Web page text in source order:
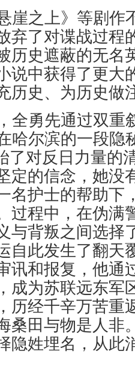
崖之上》等剧作
弃了对谍战过程
历史遮蔽的无名
说中获得了更大
历史、为历史做
全勇先通过双重
哈尔滨的一段隐
了对反日力量的
定的信念，她没
名护士的帮助下
过程中，在伪满
与背叛之间选择
自此发生了翻天
讯和报复，他通
成为苏联远东军
历经千辛万苦重
桑田与物是人非
隐姓埋名，从此